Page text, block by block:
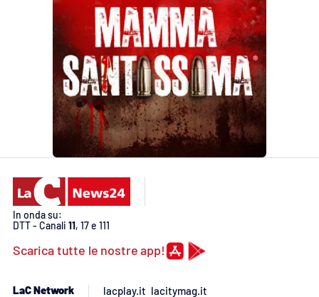
In onda su:
DTT - Canali 11, 17 e 111
Scarica tutte le nostre app!
LaC Network lacplay.it lacitymag.it